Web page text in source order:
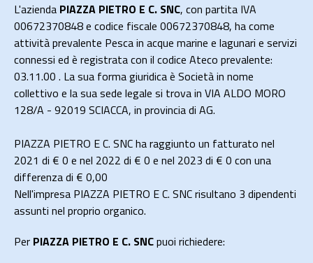
L'azienda PIAZZA PIETRO E C. SNC, con partita IVA
00672370848 e codice fiscale 00672370848, ha come
attività prevalente Pesca in acque marine e lagunari e servizi
connessi ed è registrata con il codice Ateco prevalente:
03.11.00 . La sua forma giuridica è Società in nome
collettivo e la sua sede legale si trova in VIA ALDO MORO
128/A - 92019 SCIACCA, in provincia di AG.
PIAZZA PIETRO E C. SNC ha raggiunto un fatturato nel
2021 di € 0 e nel 2022 di € 0 e nel 2023 di € 0 con una
differenza di € 0,00
Nell'impresa PIAZZA PIETRO E C. SNC risultano 3 dipendenti
assunti nel proprio organico.
Per PIAZZA PIETRO E C. SNCpuoi richiedere: